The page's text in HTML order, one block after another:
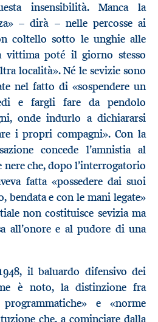
insensibilità. Manca la
– dirà – nelle percosse ai
coltello sotto le unghie alle
vittima poté il giorno stesso
località». Né le sevizie sono
nel fatto di «sospendere un
e fargli fare da pendolo
onde indurlo a dichiararsi
i propri compagni». Con la
concede l’amnistia al
che, dopo l’interrogatorio
fatta «possedere dai suoi
bendata e con le mani legate»
non costituisce sevizia ma
all’onore e al pudore di una
il baluardo difensivo dei
è noto, la distinzione fra
e «norme
che, a cominciare dalla